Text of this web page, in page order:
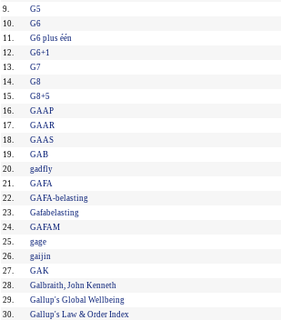
9.
G5
10.
G6
11.
G6 plus één
12.
G6+1
13.
G7
14.
G8
15.
G8+5
16.
GAAP
17.
GAAR
18.
GAAS
19.
GAB
20.
gadfly
21.
GAFA
22.
GAFA-belasting
23.
Gafabelasting
24.
GAFAM
25.
gage
26.
gaijin
27.
GAK
28.
Galbraith, John Kenneth
29.
Gallup's Global Wellbeing
30.
Gallup's Law & Order Index